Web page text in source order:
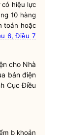
có hiệu lực
10 hàng
toán hoặc
6, Điều 7
cho Nhà
bán điện
CụcĐiều
b khoản